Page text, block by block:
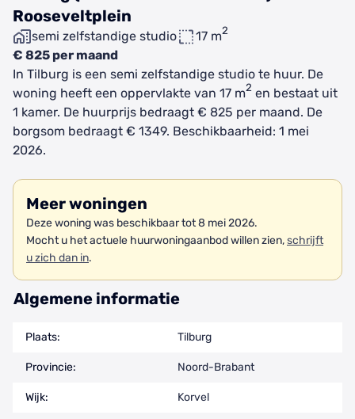
Rooseveltplein
semi zelfstandige studio 17 m2
€ 825 per maand
In Tilburg is een semi zelfstandige studio te huur. De
woning heeft een oppervlakte van 17 m2 en bestaat uit
1 kamer. De huurprijs bedraagt € 825 per maand. De
borgsom bedraagt € 1349. Beschikbaarheid: 1 mei
2026.
Meer woningen
Deze woning was beschikbaar tot 8 mei 2026.
Mocht u het actuele huurwoningaanbod willen zien,schrijft
u zich dan in.
Algemene informatie
Plaats: Tilburg
Provincie: Noord-Brabant
Wijk: Korvel